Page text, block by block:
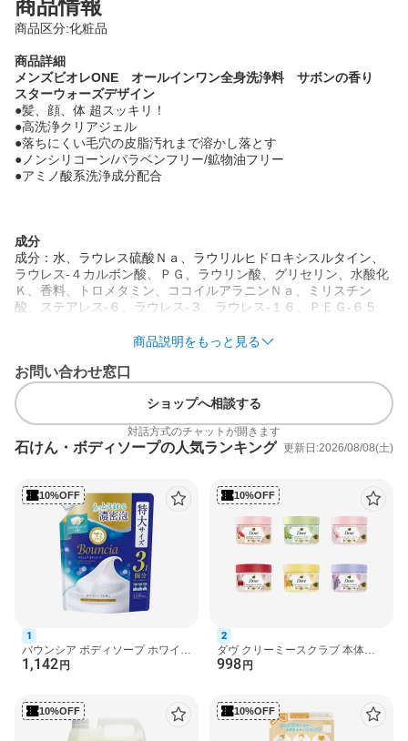
商品情報
商品区分:化粧品
商品詳細
メンズビオレONE オールインワン全身洗浄料 サボンの香り
スターウォーズデザイン
●髪、顔、体 超スッキリ！
●高洗浄クリアジェル
●落ちにくい毛穴の皮脂汚れまで溶かし落とす
●ノンシリコーン/パラベンフリー/鉱物油フリー
●アミノ酸系洗浄成分配合
成分
成分：水、ラウレス硫酸Ｎａ、ラウリルヒドロキシスルタイン、
ラウレス-４カルボン酸、ＰＧ、ラウリン酸、グリセリン、水酸化
Ｋ、香料、トロメタミン、ココイルアラニンＮａ、ミリスチン
酸、ステアレス-６、ラウレス-３、ラウレス-１６、ＰＥＧ-６５
スポリマー、グアーヒドロキシプロピルトリモニウムクロリド、
ノキシエタノール
注意事項
ご注意
●傷、はれもの、湿疹等異常のあるところには使わない。
●肌に異常が生じていないかよく注意して使う。肌に合わない時、
等の異常が出た時、直射日光があたって同様の異常が出た時は使
用を中止し、皮フ科医へ相談する。使い続けると症状が悪化する
ことがある。
●目に入った時は、すぐに充分洗い流す。
●ヘアマニキュアをお使いの方は、色落ちが早くなる場合があるの
で注意する。
●子供や認知症の方などの誤飲等を防ぐため、置き場所に注意す
商品区分
化粧品
日本
発売元、製造元、輸入元又は販売元
商品説明をもっと見る
お問い合わせ窓口
ショップへ相談する
対話方式のチャットが開きます
石けん・ボディソープの人気ランキング 更新日:2026/08/08(土)
10%OFF
1
バウンシア ボディソープ ホワイト
ソープの香り詰替 大容量 1120ml
1,142 円
10%OFF
2
ダヴ クリーミースクラブ 本体
298g 【ダヴ(Dove) ボディ スクラ
998 円
10%OFF 10%OFF